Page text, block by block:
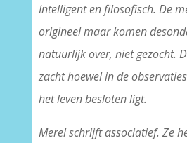
Intelligent en filosofisch. De
origineel maar komen
natuurlijk over, niet gezocht.
zacht hoewel in de
het leven besloten ligt.
Merel schrijft associatief. Ze